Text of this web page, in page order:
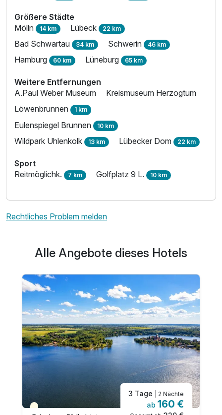
Größere Städte
Mölln 14 km Lübeck 22 km
Bad Schwartau 34 km Schwerin 46 km
Hamburg 60 km Lüneburg 65 km
Weitere Entfernungen
A.Paul Weber Museum
Kreismuseum Herzogtum
Löwenbrunnen 1 km
Eulenspiegel Brunnen 10 km
Wildpark Uhlenkolk 13 km Lübecker Dom 22 km
Sport
Reitmöglichk. 7 km Golfplatz 9 L. 10 km
Rechtliches Problem melden
Alle Angebote dieses Hotels
Teilweise ausgelastet
3 Tage | 2 Nächte
ab 160 €